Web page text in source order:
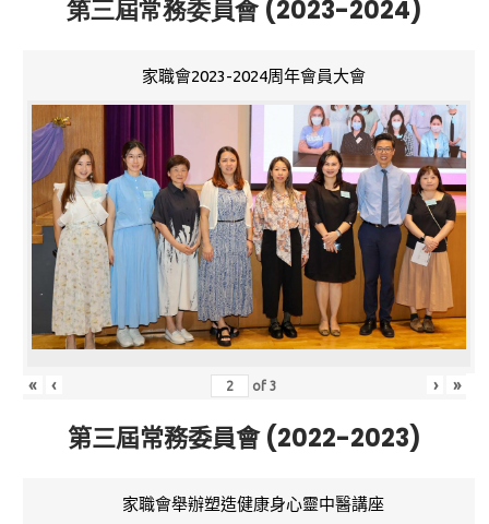
第三屆常務委員會 (2023-2024)
家職會2023-2024周年會員大會
« ‹ of3 › »
第三屆常務委員會 (2022-2023)
家職會舉辦塑造健康身心靈中醫講座